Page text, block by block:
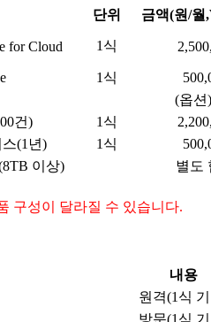
단위 금액(원/월
for Cloud 1식
1식
(옵션)
건)
1식
(1년)
1식
이상)
별도
구성이 달라질 수 있습니다.
내용
원격(1식